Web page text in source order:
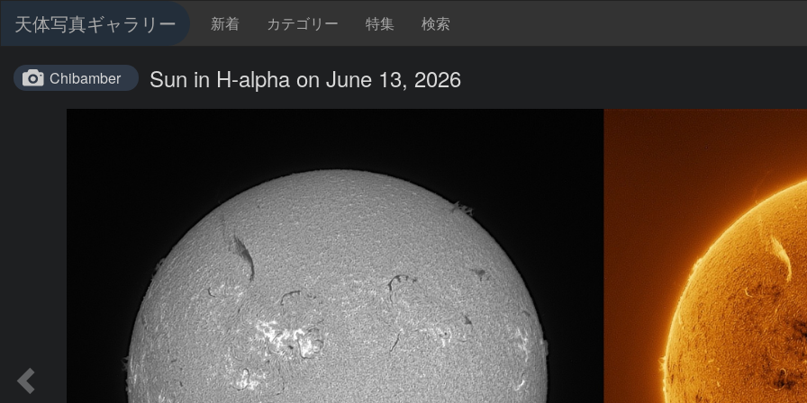
天体写真ギャラリー 新着 カテゴリー 特集 検索
Chibamber Sun in H-alpha on June 13, 2026